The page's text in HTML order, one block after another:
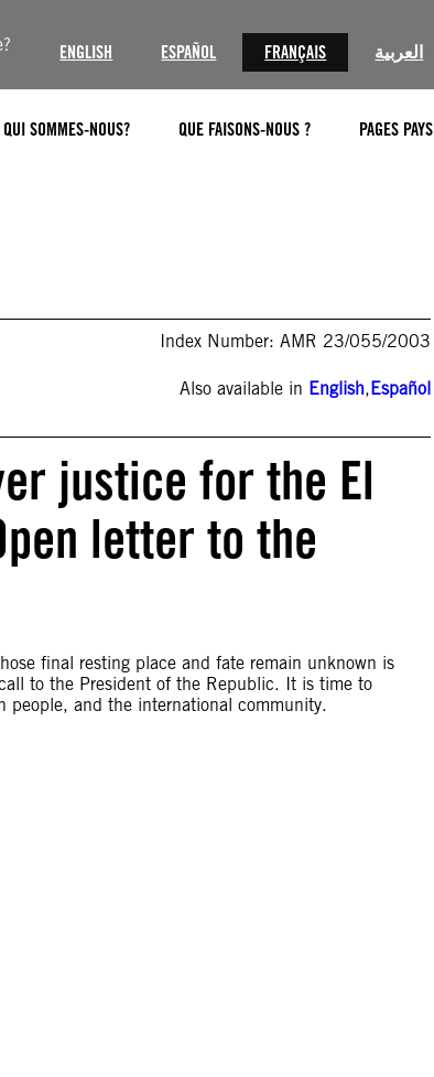
ENGLISH ESPAÑOL FRANÇAIS العربية
QUI SOMMES-NOUS? QUE FAISONS-NOUS ? PAGES PAYS
Index Number: AMR 23/055/2003
Also available in English,Español
justice for the El
letter to the
final resting place and fate remain unknown is
to the President of the Republic. It is time to
people, and the international community.